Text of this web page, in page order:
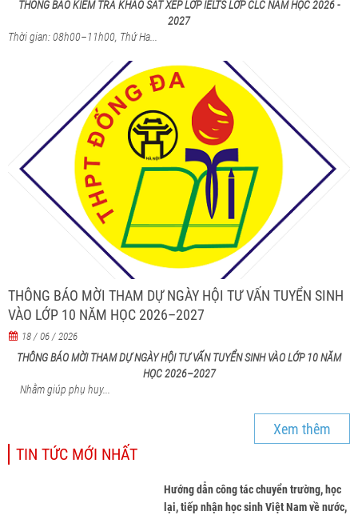
THÔNG BÁO KIỂM TRA KHẢO SÁT XẾP LỚP IELTS LỚP CLC NĂM HỌC 2026 -
2027
Thời gian: 08h00–11h00, Thứ Ha...
THÔNG BÁO MỜI THAM DỰ NGÀY HỘI TƯ VẤN TUYỂN SINH
VÀO LỚP 10 NĂM HỌC 2026–2027
18 / 06 / 2026
THÔNG BÁO MỜI THAM DỰ NGÀY HỘI TƯ VẤN TUYỂN SINH VÀO LỚP 10 NĂM
HỌC 2026–2027
Nhằm giúp phụ huy...
Xem thêm
TIN TỨC MỚI NHẤT
Hướng dẫn công tác chuyển trường, học
lại, tiếp nhận học sinh Việt Nam về nước,